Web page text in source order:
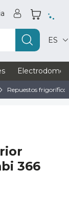
ES
Repuestos frigoríficos
366